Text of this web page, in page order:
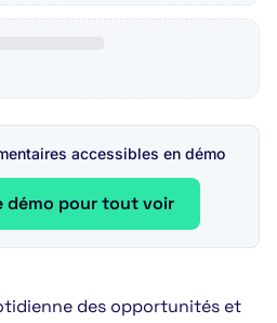
accessibles en démo
démo pour tout voir
des opportunités et